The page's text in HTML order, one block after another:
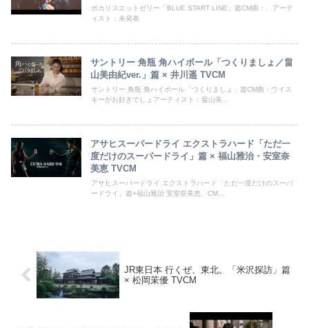
ポカリスエットゼリー「BLUE START LINE」篇CM曲：、アーテ
ィスト：未発表
サントリー 角瓶 角ハイボール「つくりましょ／畠
山美由紀ver.」篇 × 井川遥 TVCM
サントリー 角瓶 角ハイボール「つくりましょ」篇CM曲：ウイス
キーがお好きでしょアーティスト：畠山美...
アサヒスーパードライ エクストラハード「ただ一
度だけのスーパードライ」篇 × 福山雅治・安室奈
美恵 TVCM
アサヒスーパードライ エクストラハード「ただ一度だけのスーパ
ードライ」篇×福山雅治 安室奈美恵、CM...
JR東日本 行くぜ、東北。「米沢探訪」篇
× 松岡茉優 TVCM